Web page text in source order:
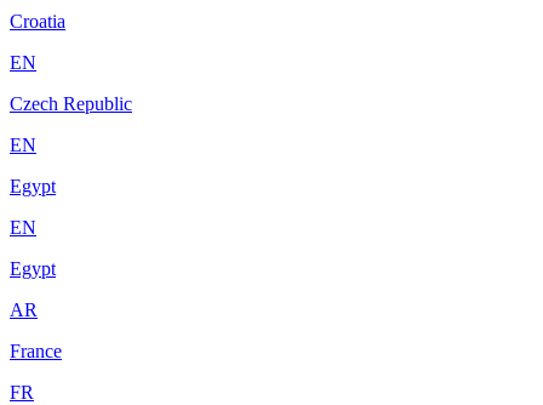
Croatia
EN
Czech Republic
EN
Egypt
EN
Egypt
AR
France
FR